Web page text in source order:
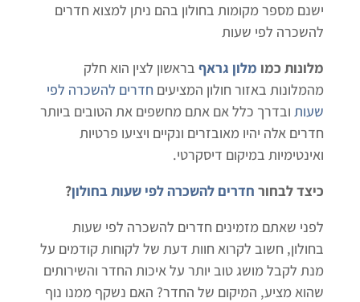
ישנם מספר מקומות בחולון בהם ניתן למצוא חדרים
להשכרה לפי שעות
מלונות כמו מלון גראףבראשון לצין הוא חלק
מהמלונות באזור חולון המציעים חדרים להשכרה לפי
שעותובדרך כלל אם אתם מחשפים את הטובים ביותר
חדרים אלה יהיו מאובזרים ונקיים ויציעו פרטיות
ואינטימיות במיקום דיסקרטי.
כיצד לבחור חדרים להשכרה לפי שעות בחולון?
לפני שאתם מזמינים חדרים להשכרה לפי שעות
בחולון, חשוב לקרוא חוות דעת של לקוחות קודמים על
מנת לקבל מושג טוב יותר על איכות החדר והשירותים
שהוא מציע, המיקום של החדר? האם נשקף ממנו נוף